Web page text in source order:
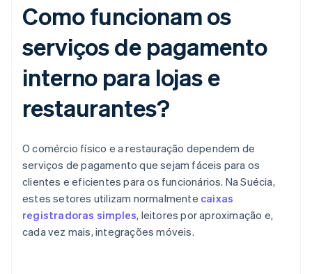
Como funcionam os
serviços de pagamento
interno para lojas e
restaurantes?
O comércio físico e a restauração dependem de
serviços de pagamento que sejam fáceis para os
clientes e eficientes para os funcionários. Na Suécia,
estes setores utilizam normalmente caixas
registradoras simples, leitores por aproximação e,
cada vez mais, integrações móveis.